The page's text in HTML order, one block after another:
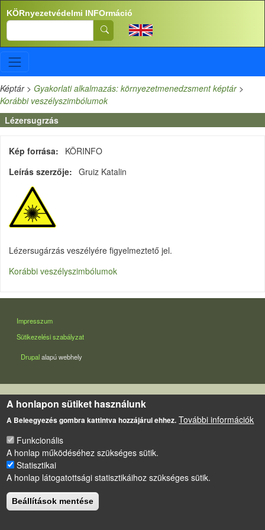
Ugrás a tartalomra
KÖRnyezetvédelmi INFOrmáció
Search
Képtár> Gyakorlati alkalmazás: környezetmenedzsment képtár>
Korábbi veszélyszimbólumok
Lézersugrzás
Kép forrása
KÖRINFO
Leírás szerzője
Gruiz Katalin
Lézersugárzás veszélyére figyelmeztető jel.
Korábbi veszélyszimbólumok
LÁBLÉC
Impresszum
Sütikezelési szabályzat
Drupalalapú webhely
A honlapon sütiket használunk
A Beleegyezés gombra kattintva hozzájárul ehhez. További információk
Funkcionális
A honlap működéséhez szükséges sütik.
Statisztikai
A honlap látogatottsági statisztikáihoz szükséges sütik.
Beállítások mentése